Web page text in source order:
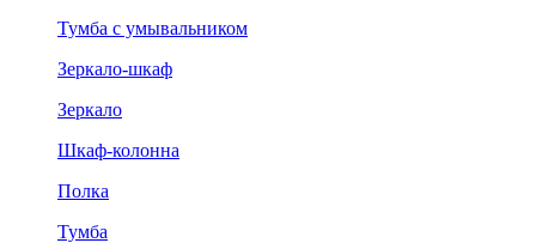
Тумба с умывальником
Зеркало-шкаф
Зеркало
Шкаф-колонна
Полка
Тумба